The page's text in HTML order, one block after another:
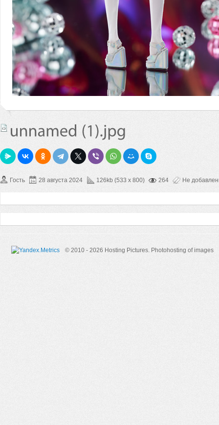
Гость 28 августа 2024 126kb (533 x 800) 264 Не
© 2010 - 2026 Hosting Pictures. Photohosting of images